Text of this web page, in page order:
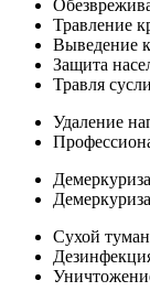
Травление
Выведение
Защита
Травля
Удаление
Сухой туман